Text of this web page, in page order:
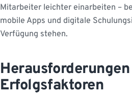
Mitarbeiter leichter einarbeiten –
mobile Apps und digitale
Verfügung stehen.
Erfolgsfaktoren